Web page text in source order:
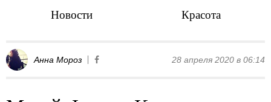
Новости Красота
Анна Мороз 28 апреля 2020 в 06:14